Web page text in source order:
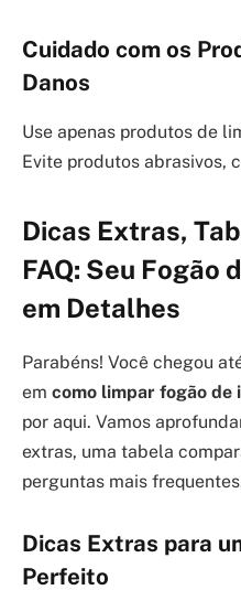
Cuidado com os
Danos
Use apenas produtos de
Evite produtos abrasivos,
Dicas Extras,
FAQ: Seu Fogão
em Detalhes
Parabéns! Você chegou
em como limpar fogão de
por aqui. Vamos
extras, uma tabela
perguntas mais
Dicas Extras para
Perfeito